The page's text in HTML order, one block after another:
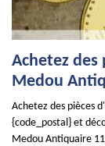
Achetez des
Medou
Achetez des pièces
{code_postal} et
Medou Antiquaire